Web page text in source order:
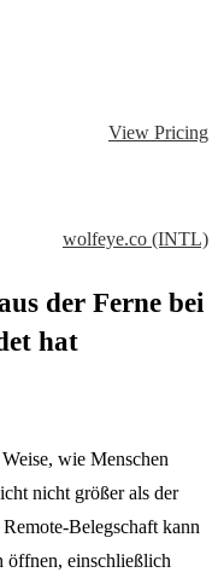
View Pricing
wolfeye.co (INTL)
der Ferne bei
hat
wie Menschen
nicht größer als der
Belegschaft kann
öffnen, einschließlich